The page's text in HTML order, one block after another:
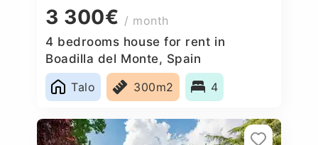
3 300€ / month
4 bedrooms house for rent in
Boadilla del Monte, Spain
Talo
300m2 4